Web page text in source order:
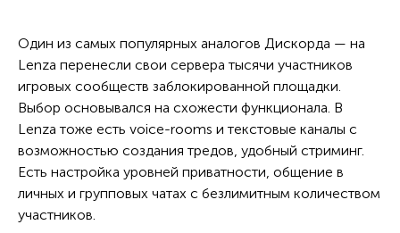
Один из самых популярных аналогов Дискорда — на
Lenza перенесли свои сервера тысячи участников
игровых сообществ заблокированной площадки.
Выбор основывался на схожести функционала. В
Lenza тоже есть voice-rooms и текстовые каналы с
возможностью создания тредов, удобный стриминг.
Есть настройка уровней приватности, общение в
личных и групповых чатах с безлимитным количеством
участников.